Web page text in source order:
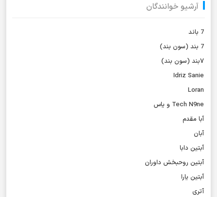
آرشیو خوانندگان
7 باند
7 بند (سون بند)
۷بند (سون بند)
Idriz Sanie
Loran
Tech N9ne و یاس
آبا مقدم
آبان
آبتین دابا
آبتین روحبخش داوران
آبتین یارا
آتری